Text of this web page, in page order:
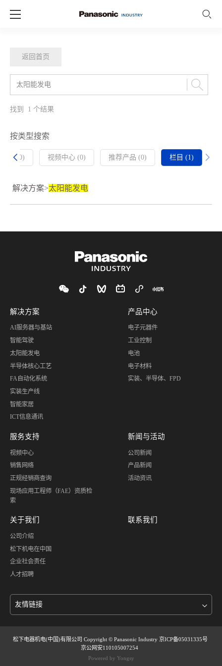
返回首页
找到 1 个结果
按类型搜索
新闻 (0) 视频中心 (0) 推荐产品 (0) 栏目 (1)
解决方案>太阳能发电
解决方案
AI服务器与基站
智能驾驶
太阳能发电
半导体核心工艺
FA自动化系统
实装生产线
智能家居
ICT信息通讯
产品中心
电子元器件
工业控制
电池
电子材料
实装、半导体、FPD
服务支持
视频中心
销售网络
正规经销商查询
现场应用工程师（FAE）资质检
索
新闻与活动
公司新闻
产品新闻
活动资讯
关于我们
公司介绍
松下机电在中国
企业社会责任
人才招聘
联系我们
松下电器机电(中国)有限公司 Copyright © Panasonic Industry 京ICP备05031335号
京公网安110105007254
Powered by Yongsy